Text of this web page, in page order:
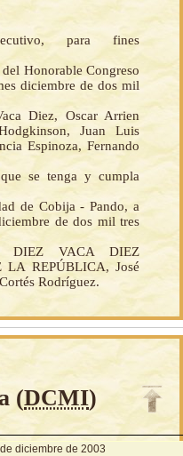
para fines
del Honorable Congreso
diciembre de dos mil
Diez, Oscar Arrien
Juan Luis
Espinoza, Fernando
se tenga y cumpla
de Cobija - Pando, a
de dos mil tres
DIEZ VACA DIEZ
LA REPÚBLICA, José
Rodríguez.
(DCMI)
diciembre de 2003